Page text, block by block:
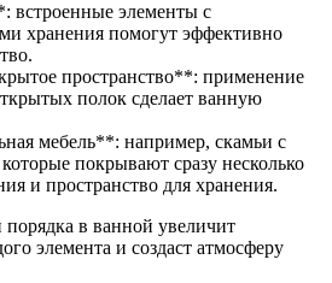
элементы с
хранения помогут эффективно
пространство**: применение
полок сделает ванную
мебель**: например, скамьи с
покрывают сразу несколько
и пространство для хранения.
порядка в ванной увеличит
элемента и создаст атмосферу